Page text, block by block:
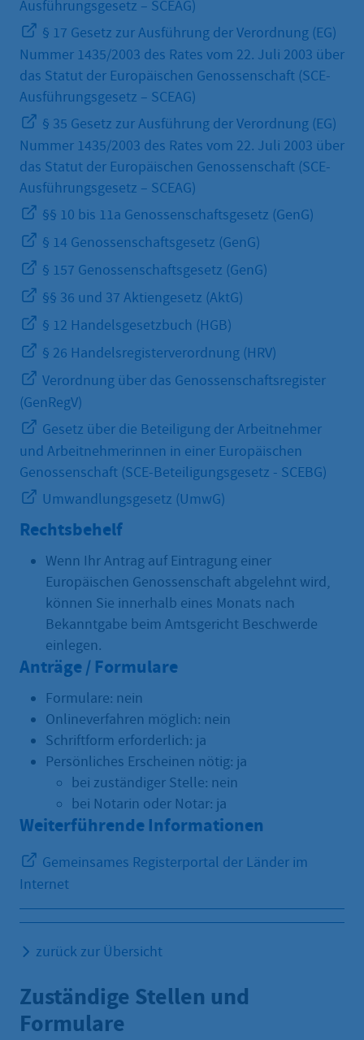
Ausführungsgesetz – SCEAG)
§ 17 Gesetz zur Ausführung der Verordnung (EG)
Nummer 1435/2003 des Rates vom 22. Juli 2003 über
das Statut der Europäischen Genossenschaft (SCE-
Ausführungsgesetz – SCEAG)
§ 35 Gesetz zur Ausführung der Verordnung (EG)
Nummer 1435/2003 des Rates vom 22. Juli 2003 über
das Statut der Europäischen Genossenschaft (SCE-
Ausführungsgesetz – SCEAG)
§§ 10 bis 11a Genossenschaftsgesetz (GenG)
§ 14 Genossenschaftsgesetz (GenG)
§ 157 Genossenschaftsgesetz (GenG)
§§ 36 und 37 Aktiengesetz (AktG)
§ 12 Handelsgesetzbuch (HGB)
§ 26 Handelsregisterverordnung (HRV)
Verordnung über das Genossenschaftsregister
(GenRegV)
Gesetz über die Beteiligung der Arbeitnehmer
und Arbeitnehmerinnen in einer Europäischen
Genossenschaft (SCE-Beteiligungsgesetz - SCEBG)
Umwandlungsgesetz (UmwG)
Rechtsbehelf
Wenn Ihr Antrag auf Eintragung einer
Europäischen Genossenschaft abgelehnt wird,
können Sie innerhalb eines Monats nach
Bekanntgabe beim Amtsgericht Beschwerde
einlegen.
Anträge / Formulare
Formulare: nein
Onlineverfahren möglich: nein
Schriftform erforderlich: ja
Persönliches Erscheinen nötig: ja
bei zuständiger Stelle: nein
bei Notarin oder Notar: ja
Weiterführende Informationen
Gemeinsames Registerportal der Länder im
Internet
zurück zur Übersicht
Zuständige Stellen und
Formulare